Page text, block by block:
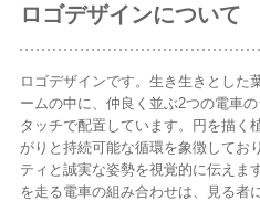
ロゴデザインについて
ロゴデザインです。生き生きとした
ームの中に、仲良く並ぶ2つの電車
タッチで配置しています。円を描く
がりと持続可能な循環を象徴してお
ティと誠実な姿勢を視覚的に伝えま
を走る電車の組み合わせは、見る者